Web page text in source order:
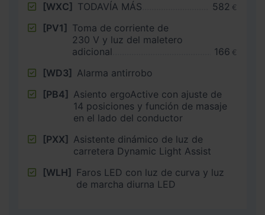
[WXC] TODAVÍA MÁS 582 €
[PV1] Toma de corriente de
230 V y luz del maletero
adicional
166 €
[WD3] Alarma antirrobo
[PB4] Asiento ergoActive con ajuste de
14 posiciones y función de masaje
en el lado del conductor
[PXX] Asistente dinámico de luz de
carretera Dynamic Light Assist
[WLH] Faros LED con luz de curva y luz
de marcha diurna LED